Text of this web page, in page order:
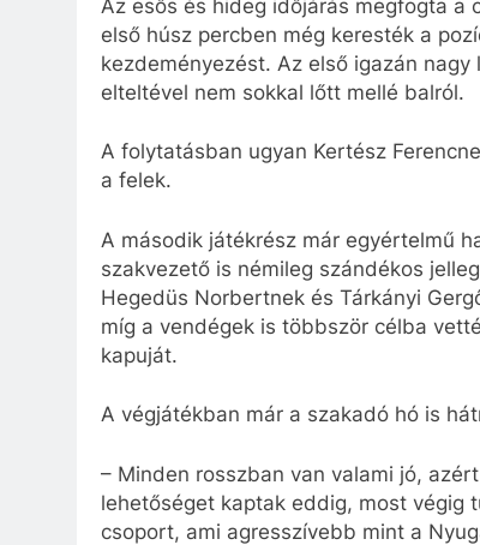
Az esős és hideg időjárás megfogta a
első húsz percben még keresték a
kezdeményezést. Az első igazán
elteltével nem sokkal lőtt mellé balról.
A folytatásban ugyan Kertész
a felek.
A második játékrész már egyértelmű
szakvezető is némileg szándékos
Hegedüs Norbertnek és Tárkányi
míg a vendégek is többször célba
kapuját.
A végjátékban már a szakadó hó is
– Minden rosszban van valami jó,
lehetőséget kaptak eddig, most végig
csoport, ami agresszívebb mint a